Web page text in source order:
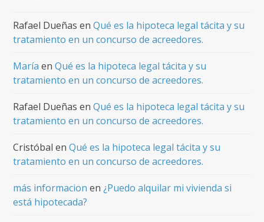
Rafael Dueñas enQué es la hipoteca legal tácita y su
tratamiento en un concurso de acreedores.
María enQué es la hipoteca legal tácita y su
tratamiento en un concurso de acreedores.
Rafael Dueñas enQué es la hipoteca legal tácita y su
tratamiento en un concurso de acreedores.
Cristóbal enQué es la hipoteca legal tácita y su
tratamiento en un concurso de acreedores.
más informacion en¿Puedo alquilar mi vivienda si
está hipotecada?